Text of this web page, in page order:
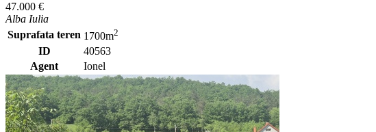
47.000 €
Alba Iulia
Suprafata teren 1700m2
ID
40563
Agent
Ionel